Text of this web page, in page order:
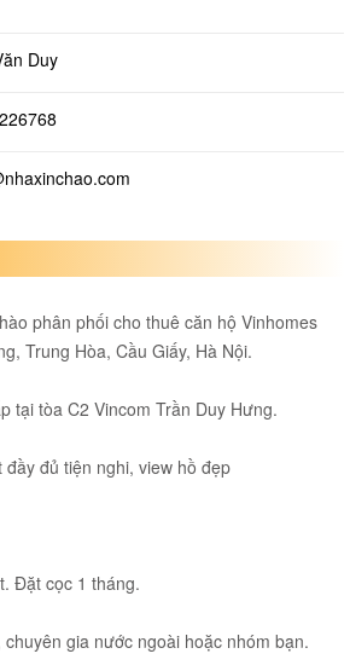
Duy
phân phối cho thuê căn hộ Vinhomes
Trung Hòa, Cầu Giấy, Hà Nội.
tại tòa C2 Vincom Trần Duy Hưng.
đủ tiện nghi, view hồ đẹp
Đặt cọc 1 tháng.
gia nước ngoài hoặc nhóm bạn.